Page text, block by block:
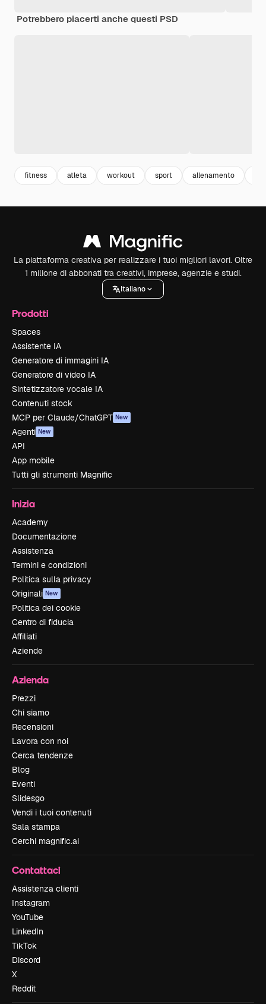
Potrebbero piacerti anche questi PSD
fitness atleta workout sport allenamento
La piattaforma creativa per realizzare i tuoi migliori lavori. Oltre
1 milione di abbonati tra creativi, imprese, agenzie e studi.
Italiano
Prodotti
Spaces
Assistente IA
Generatore di immagini IA
Generatore di video IA
Sintetizzatore vocale IA
Contenuti stock
MCP per Claude/ChatGPT New
Agenti New
API
App mobile
Tutti gli strumenti Magnific
Inizia
Academy
Documentazione
Assistenza
Termini e condizioni
Politica sulla privacy
Originali New
Politica dei cookie
Centro di fiducia
Affiliati
Aziende
Azienda
Prezzi
Chi siamo
Recensioni
Lavora con noi
Cerca tendenze
Blog
Eventi
Slidesgo
Vendi i tuoi contenuti
Sala stampa
Cerchi magnific.ai
Contattaci
Assistenza clienti
Instagram
YouTube
LinkedIn
TikTok
Discord
X
Reddit